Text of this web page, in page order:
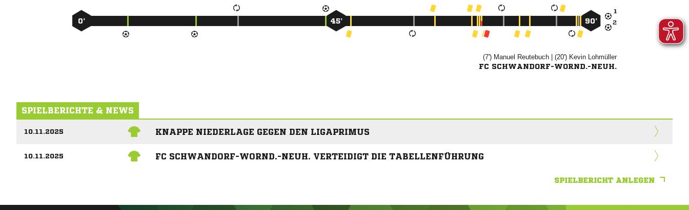


0’ 45’ 90’
(7')   | (20')  
FC SCHWANDORF-WORND.-NEUH.
SPIELBERICHTE & NEWS
10.11.2025 KNAPPE NIEDERLAGE GEGEN DEN LIGAPRIMUS
10.11.2025 FC SCHWANDORF-WORND.-NEUH. VERTEIDIGT DIE TABELLENFÜHRUNG
SPIELBERICHT ANLEGEN